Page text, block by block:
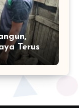
Terus